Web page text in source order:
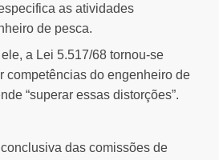
as atividades
de pesca.
a Lei 5.517/68 tornou-se
competências do engenheiro de
“superar essas distorções”.
das comissões de